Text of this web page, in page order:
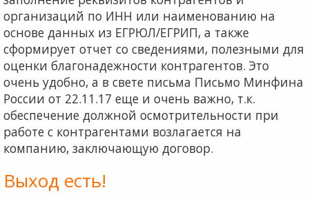
организаций по ИНН или наименованию на
основе данных из ЕГРЮЛ/ЕГРИП, а также
сформирует отчет со сведениями, полезными для
оценки благонадежности контрагентов. Это
очень удобно, а в свете письма Письмо Минфина
России от 22.11.17 еще и очень важно, т.к.
обеспечение должной осмотрительности при
работе с контрагентами возлагается на
компанию, заключающую договор.
Выход есть!